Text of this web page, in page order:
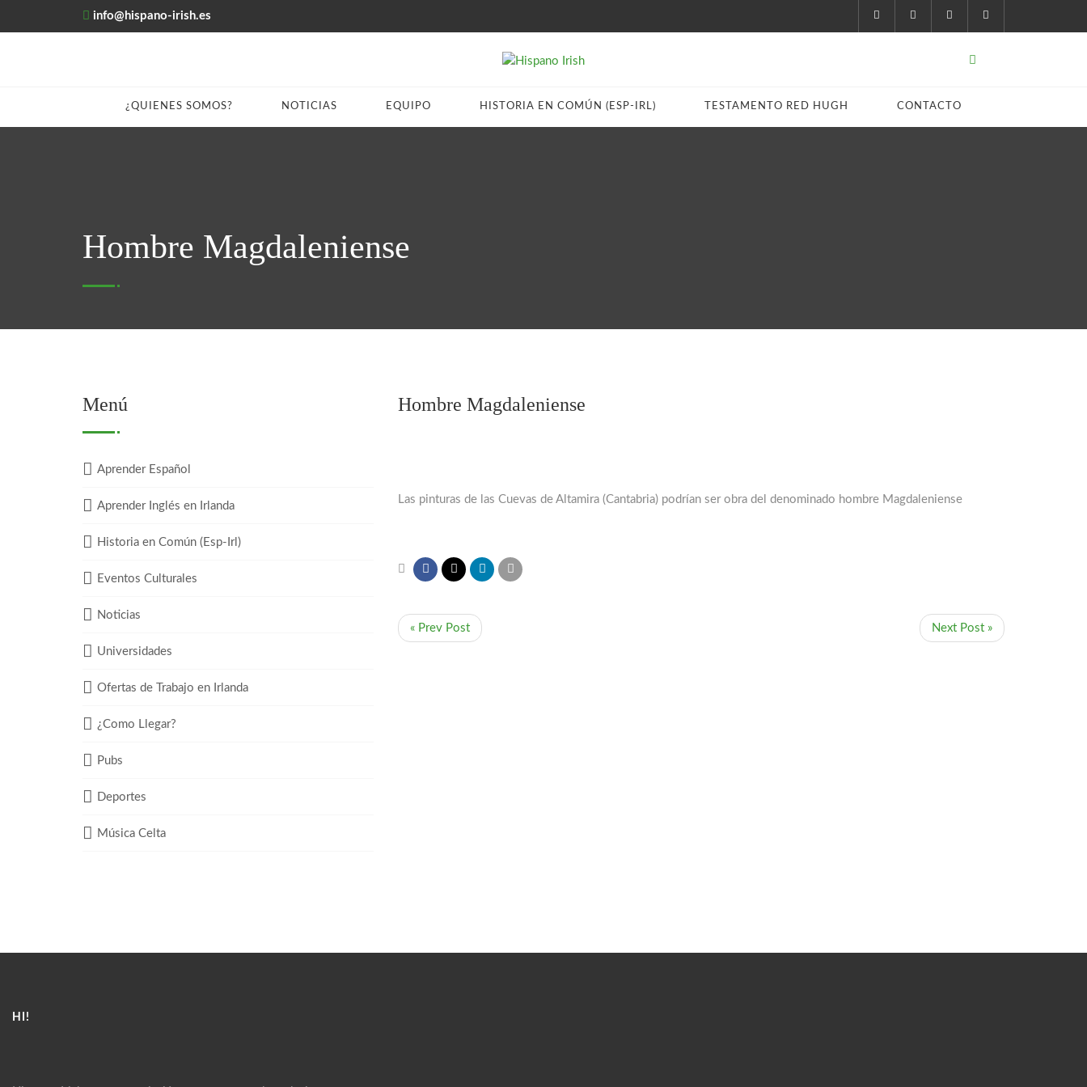
info@hispano-irish.es
¿QUIENES SOMOS? NOTICIAS EQUIPO HISTORIA EN COMÚN (ESP-IRL) TESTAMENTO RED HUGH CONTACTO
Hombre Magdaleniense
Hombre Magdaleniense
Las pinturas de las Cuevas de Altamira (Cantabria) podrían ser obra del denominado hombre Magdaleniense
« Prev Post Next Post »
Menú
Aprender Español
Aprender Inglés en Irlanda
Historia en Común (Esp-Irl)
Eventos Culturales
Noticias
Universidades
Ofertas de Trabajo en Irlanda
¿Como Llegar?
Pubs
Deportes
Música Celta
HI!